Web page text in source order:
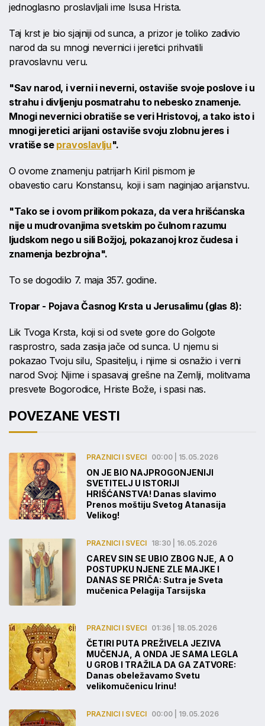
jednoglasno proslavljali ime Isusa Hrista.
Taj krst je bio sjajniji od sunca, a prizor je toliko zadivio
narod da su mnogi nevernici i jeretici prihvatili
pravoslavnu veru.
"Sav narod, i verni i neverni, ostaviše svoje poslove i u
strahu i divljenju posmatrahu to nebesko znamenje.
Mnogi nevernici obratiše se veri Hristovoj, a tako isto i
mnogi jeretici arijani ostaviše svoju zlobnu jeres i
vratiše se pravoslavlju".
O ovome znamenju patrijarh Kiril pismom je
obavestio caru Konstansu, koji i sam naginjao arijanstvu.
"Tako se i ovom prilikom pokaza, da vera hrišćanska
nije u mudrovanjima svetskim po čulnom razumu
ljudskom nego u sili Božjoj, pokazanoj kroz čudesa i
znamenja bezbrojna".
To se dogodilo 7. maja 357. godine.
Tropar - Pojava Časnog Krsta u Jerusalimu (glas 8):
Lik Tvoga Krsta, koji si od svete gore do Golgote
rasprostro, sada zasija jače od sunca. U njemu si
pokazao Tvoju silu, Spasitelju, i njime si osnažio i verni
narod Svoj: Njime i spasavaj grešne na Zemlji, molitvama
presvete Bogorodice, Hriste Bože, i spasi nas.
POVEZANE VESTI
PRAZNICI I SVECI 00:00 | 15.05.2026
ON JE BIO NAJPROGONJENIJI
SVETITELJ U ISTORIJI
HRIŠĆANSTVA! Danas slavimo
Prenos moštiju Svetog Atanasija
Velikog!
PRAZNICI I SVECI 18:30 | 16.05.2026
CAREV SIN SE UBIO ZBOG NJE, A O
POSTUPKU NJENE ZLE MAJKE I
DANAS SE PRIČA: Sutra je Sveta
mučenica Pelagija Tarsijska
PRAZNICI I SVECI 01:36 | 18.05.2026
ČETIRI PUTA PREŽIVELA JEZIVA
MUČENJA, A ONDA JE SAMA LEGLA
U GROB I TRAŽILA DA GA ZATVORE:
Danas obeležavamo Svetu
velikomučenicu Irinu!
PRAZNICI I SVECI 00:00 | 19.05.2026